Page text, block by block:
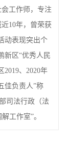
工作师，专注
10年，曾荣获
动表现突出个
新区“优秀人民
2019、2020年
佳负责人”称
司法行政（法
工作室”。